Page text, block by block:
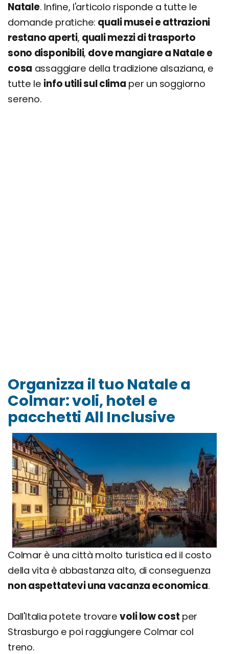
Natale. Infine, l'articolo risponde a tutte le
domande pratiche: quali musei e attrazioni
restano aperti, quali mezzi di trasporto
sono disponibili, dove mangiare a Natale e
cosa assaggiare della tradizione alsaziana, e
tutte le info utili sul clima per un soggiorno
sereno.
Organizza il tuo Natale a
Colmar: voli, hotel e
pacchetti All Inclusive
Colmar è una città molto turistica ed il costo
della vita è abbastanza alto, di conseguenza
non aspettatevi una vacanza economica.
Dall'Italia potete trovarevoli low cost per
Strasburgo e poi raggiungere Colmar col
treno.